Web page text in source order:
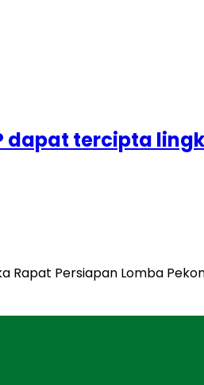
dapat tercipta
Rapat Persiapan Lomba